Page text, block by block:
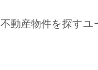
不動産物件を探す